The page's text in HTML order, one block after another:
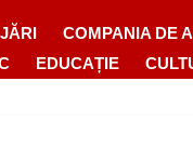
COMPANIA DE
EDUCAȚIE